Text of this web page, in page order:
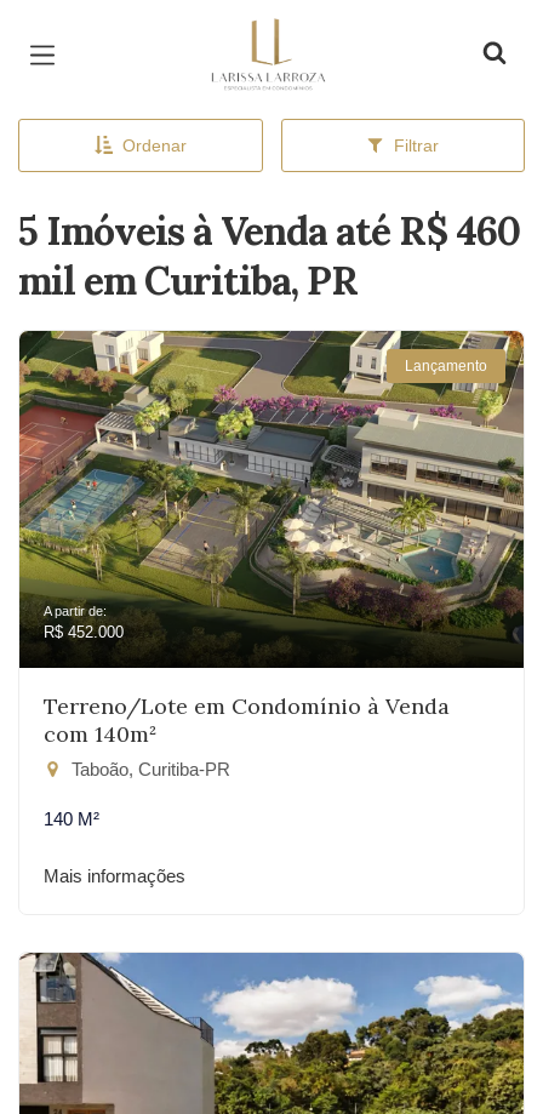
Ordenar Filtrar
5 Imóveis à Venda até R$ 460
mil em Curitiba, PR
Lançamento
A partir de:
R$ 452.000
Terreno/Lote em Condomínio à Venda
com 140m²
Taboão, Curitiba-PR
140 M²
Mais informações